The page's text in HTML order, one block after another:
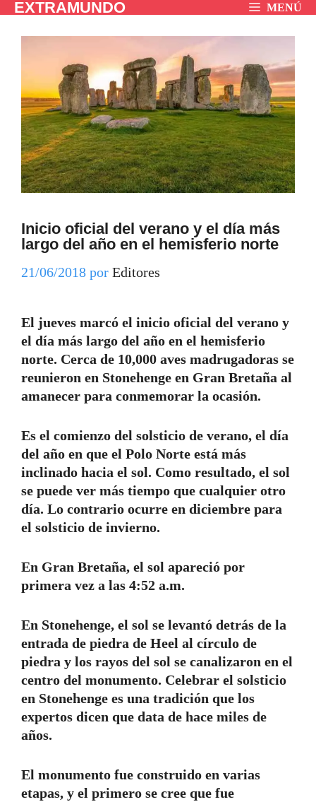
SaltarEXTRAMUNDO MENÚ
Inicio oficial del verano y el día más
largo del año en el hemisferio norte
21/06/2018 por Editores
El jueves marcó el inicio oficial del verano y
el día más largo del año en el hemisferio
norte. Cerca de 10,000 aves madrugadoras se
reunieron en Stonehenge en Gran Bretaña al
amanecer para conmemorar la ocasión.
Es el comienzo del solsticio de verano, el día
del año en que el Polo Norte está más
inclinado hacia el sol. Como resultado, el sol
se puede ver más tiempo que cualquier otro
día. Lo contrario ocurre en diciembre para
el solsticio de invierno.
En Gran Bretaña, el sol apareció por
primera vez a las 4:52 a.m.
En Stonehenge, el sol se levantó detrás de la
entrada de piedra de Heel al círculo de
piedra y los rayos del sol se canalizaron en el
centro del monumento. Celebrar el solsticio
en Stonehenge es una tradición que los
expertos dicen que data de hace miles de
años.
El monumento fue construido en varias
etapas, y el primero se cree que fue